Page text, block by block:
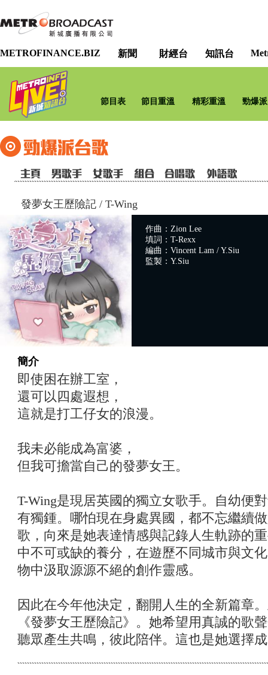
METROFINANCE.BIZ 新聞 財經台 知訊台
節目表 節目重溫 精彩重溫 勁爆
發夢女王歷險記 / T-Wing
作曲：Zion Lee
填詞：T-Rexx
編曲：Vincent Lam / Y.Siu
監製：Y.Siu
簡介
即使困在辦工室，
還可以四處遐想，
這就是打工仔女的浪漫。
我未必能成為富婆，
但我可擔當自己的發夢女王。
T-Wing是現居英國的獨立女歌手。自幼便
有獨鍾。哪怕現在身處異國，都不忘繼續
歌，向來是她表達情感與記錄人生軌跡的
中不可或缺的養分，在遊歷不同城市與文
物中汲取源源不絕的創作靈感。
因此在今年他決定，翻開人生的全新篇章
《發夢女王歷險記》。她希望用真誠的歌
聽眾產生共鳴，彼此陪伴。這也是她選擇